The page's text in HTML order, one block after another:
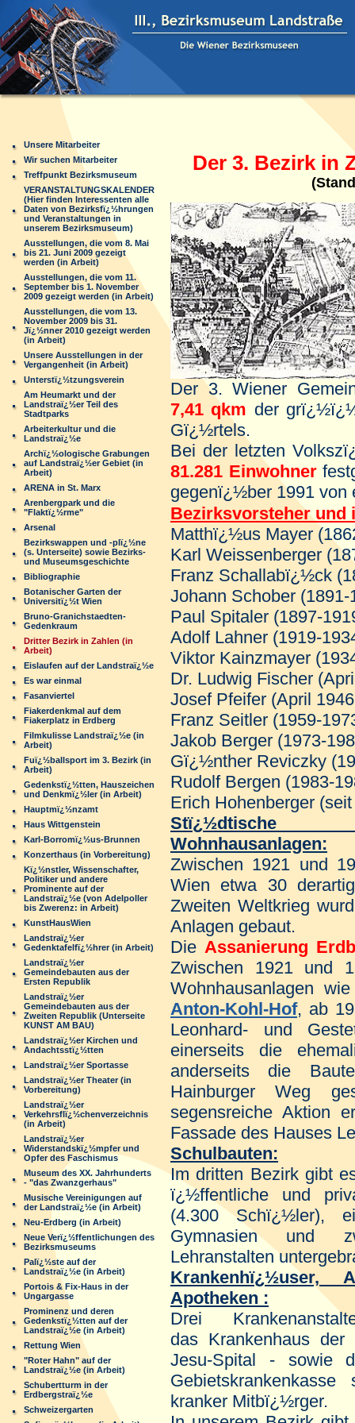
Unsere Mitarbeiter
Wir suchen Mitarbeiter
Treffpunkt Bezirksmuseum
VERANSTALTUNGSKALENDER
(Hier finden Interessenten alle
Daten von Bezirksfï¿½hrungen
und Veranstaltungen in
unserem Bezirksmuseum)
Ausstellungen, die vom 8. Mai
bis 21. Juni 2009 gezeigt
werden (in Arbeit)
Ausstellungen, die vom 11.
September bis 1. November
2009 gezeigt werden (in Arbeit)
Ausstellungen, die vom 13.
November 2009 bis 31.
Jï¿½nner 2010 gezeigt werden
(in Arbeit)
Unsere Ausstellungen in der
Vergangenheit (in Arbeit)
Unterstï¿½tzungsverein
Am Heumarkt und der
Landstraï¿½er Teil des
Stadtparks
Arbeiterkultur und die
Landstraï¿½e
Archï¿½ologische Grabungen
auf Landstraï¿½er Gebiet (in
Arbeit)
ARENA in St. Marx
Arenbergpark und die
"Flaktï¿½rme"
Arsenal
Bezirkswappen und -plï¿½ne
(s. Unterseite) sowie Bezirks-
und Museumsgeschichte
Bibliographie
Botanischer Garten der
Universitï¿½t Wien
Bruno-Granichstaedten-
Gedenkraum
Dritter Bezirk in Zahlen (in
Arbeit)
Eislaufen auf der Landstraï¿½e
Es war einmal
Fasanviertel
Fiakerdenkmal auf dem
Fiakerplatz in Erdberg
Filmkulisse Landstraï¿½e (in
Arbeit)
Fuï¿½ballsport im 3. Bezirk (in
Arbeit)
Gedenkstï¿½tten, Hauszeichen
und Denkmï¿½ler (in Arbeit)
Hauptmï¿½nzamt
Haus Wittgenstein
Karl-Borromï¿½us-Brunnen
Konzerthaus (in Vorbereitung)
Kï¿½nstler, Wissenschafter,
Politiker und andere
Prominente auf der
Landstraï¿½e (von Adelpoller
bis Zwerenz: in Arbeit)
KunstHausWien
Landstraï¿½er
Gedenktafelfï¿½hrer (in Arbeit)
Landstraï¿½er
Gemeindebauten aus der
Ersten Republik
Landstraï¿½er
Gemeindebauten aus der
Zweiten Republik (Unterseite
KUNST AM BAU)
Landstraï¿½er Kirchen und
Andachtsstï¿½tten
Landstraï¿½er Sportasse
Landstraï¿½er Theater (in
Vorbereitung)
Landstraï¿½er
Verkehrsflï¿½chenverzeichnis
(in Arbeit)
Landstraï¿½er
Widerstandskï¿½mpfer und
Opfer des Faschismus
Museum des XX. Jahrhunderts
- "das Zwanzgerhaus"
Musische Vereinigungen auf
der Landstraï¿½e (in Arbeit)
Neu-Erdberg (in Arbeit)
Neue Verï¿½ffentlichungen des
Bezirksmuseums
Palï¿½ste auf der
Landstraï¿½e (in Arbeit)
Portois & Fix-Haus in der
Ungargasse
Prominenz und deren
Gedenkstï¿½tten auf der
Landstraï¿½e (in Arbeit)
Rettung Wien
"Roter Hahn" auf der
Landstraï¿½e (in Arbeit)
Schubertturm in der
Erdbergstraï¿½e
Schweizergarten
Der 3. Bezirk in
Der 3. Wiener
7,41 qkm der
Gï¿½rtels.
Bei der letzten
81.281 Einwohner
gegenï¿½ber 1991 von
Bezirksvorsteher und
Matthï¿½us Mayer
Karl Weissenberger
Franz Schallabï¿½ck
Johann Schober (1891-
Paul Spitaler (1897-
Adolf Lahner (1919-
Viktor Kainzmayer
Dr. Ludwig Fischer
Josef Pfeifer (April
Franz Seitler (1959-
Jakob Berger (1973-
Gï¿½nther Reviczky
Rudolf Bergen (1983-
Erich Hohenberger
Wohnhausanlagen:
Zwischen 1921 und
Wien etwa 30
Zweiten Weltkrieg
Anlagen gebaut.
Die Assanierung
Zwischen 1921 und
Wohnhausanlagen
Anton-Kohl-Hof, ab
Leonhard- und
einerseits die
anderseits die
Hainburger Weg
segensreiche Aktion
Fassade des Hauses
Schulbauten:
Im dritten Bezirk gibt
ï¿½ffentliche und
(4.300 Schï¿½ler),
Gymnasien und
Lehranstalten
Krankenhï¿½user,
Apotheken :
Drei
das Krankenhaus
Jesu-Spital - sowie
kranker Mitbï¿½rger.